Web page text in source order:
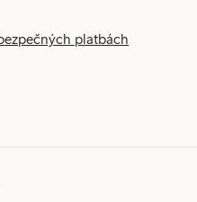
platbách